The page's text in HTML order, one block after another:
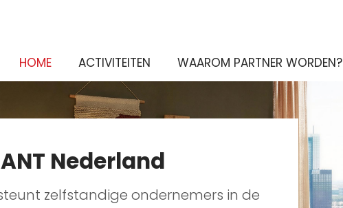
HOME ACTIVITEITEN WAAROM PARTNER WORDEN?
Nederland
zelfstandige ondernemers in de